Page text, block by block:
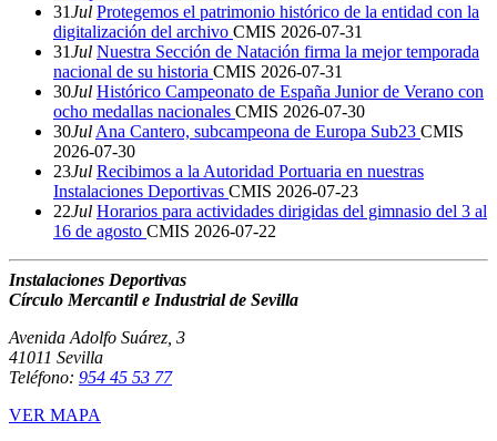
31Jul Protegemos el patrimonio histórico de la entidad con la
digitalización del archivo CMIS 2026-07-31
31Jul Nuestra Sección de Natación firma la mejor temporada
nacional de su historia CMIS 2026-07-31
30Jul Histórico Campeonato de España Junior de Verano con
ocho medallas nacionales CMIS 2026-07-30
30Jul Ana Cantero, subcampeona de Europa Sub23 CMIS
2026-07-30
23Jul Recibimos a la Autoridad Portuaria en nuestras
Instalaciones Deportivas CMIS 2026-07-23
22Jul Horarios para actividades dirigidas del gimnasio del 3 al
16 de agosto CMIS 2026-07-22
Instalaciones Deportivas
Círculo Mercantil e Industrial de Sevilla
Avenida Adolfo Suárez, 3
41011 Sevilla
Teléfono: 954 45 53 77
VER MAPA